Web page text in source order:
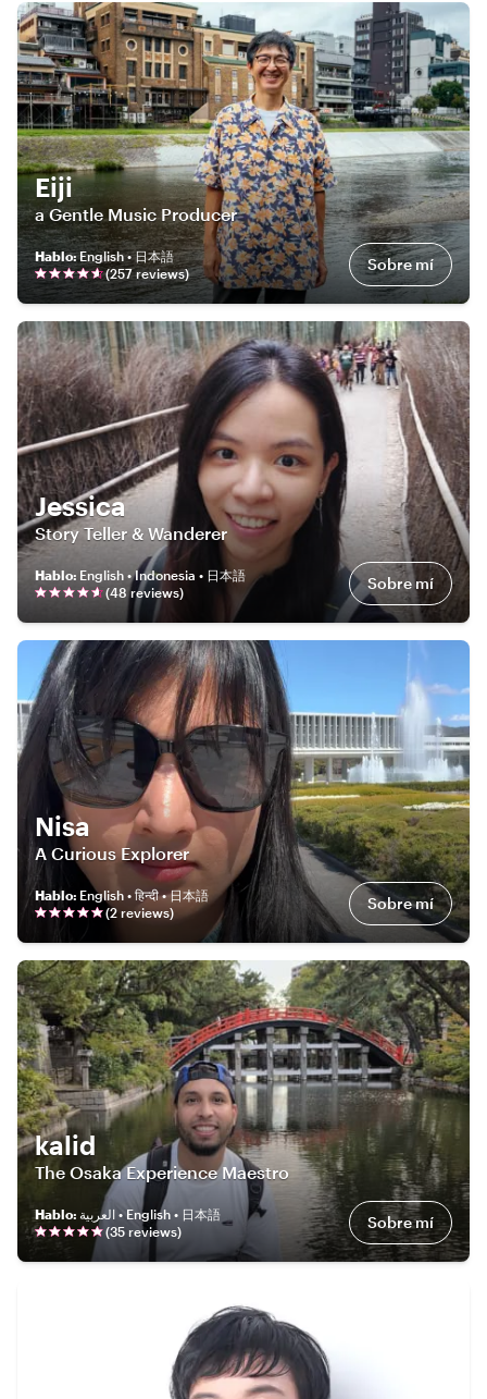
Eiji
a Gentle Music Producer
Hablo:English • 日本語
(257reviews) Sobre mí
Jessica
Story Teller & Wanderer
Hablo: English • Indonesia • 日本語
(48reviews) Sobre mí
Nisa
A Curious Explorer
Hablo: English • हिन्दी • 日本語
(2reviews) Sobre mí
kalid
The Osaka Experience Maestro
Hablo:
العربية • English • 日本語
(35 reviews) Sobre mí